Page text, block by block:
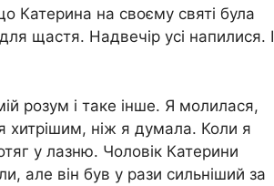
Катерина на своєму святі була
щастя. Надвечір усі напилися. І
розум і таке інше. Я молилася,
хитрішим, ніж я думала. Коли я
у лазню. Чоловік Катерини
але він був у рази сильніший за